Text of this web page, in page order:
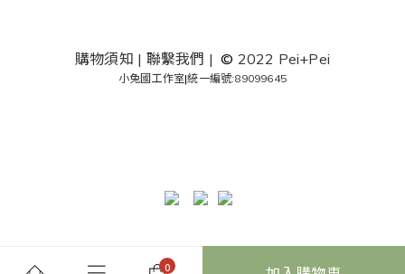
購物須知 | 聯繫我們 |© 2022 Pei+Pei
小兔國工作室|統一編號:89099645